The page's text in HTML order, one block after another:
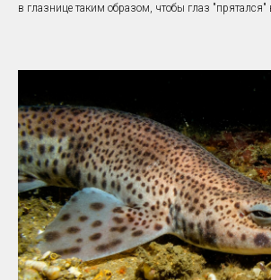
в глазнице таким образом, чтобы глаз "прятался"